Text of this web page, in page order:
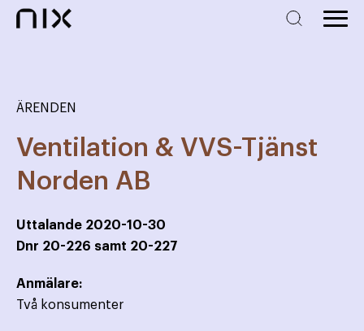
ÄRENDEN
Ventilation & VVS-Tjänst
Norden AB
Uttalande 2020-10-30
Dnr 20-226 samt 20-227
Anmälare:
Två konsumenter